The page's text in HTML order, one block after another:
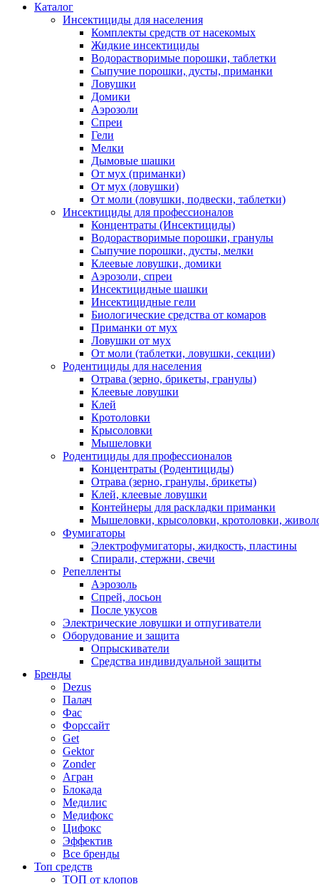
Каталог
Инсектициды для населения
Комплекты средств от насекомых
Жидкие инсектициды
Водорастворимые порошки, таблетки
Сыпучие порошки, дусты, приманки
Ловушки
Домики
Аэрозоли
Спреи
Гели
Мелки
Дымовые шашки
От мух (приманки)
От мух (ловушки)
От моли (ловушки, подвески, таблетки)
Инсектициды для профессионалов
Концентраты (Инсектициды)
Водорастворимые порошки, гранулы
Сыпучие порошки, дусты, мелки
Клеевые ловушки, домики
Аэрозоли, спреи
Инсектицидные шашки
Инсектицидные гели
Биологические средства от комаров
Приманки от мух
Ловушки от мух
От моли (таблетки, ловушки, секции)
Родентициды для населения
Отрава (зерно, брикеты, гранулы)
Клеевые ловушки
Клей
Кротоловки
Крысоловки
Мышеловки
Родентициды для профессионалов
Концентраты (Родентициды)
Отрава (зерно, гранулы, брикеты)
Клей, клеевые ловушки
Контейнеры для раскладки приманки
Мышеловки, крысоловки, кротоловки,
Фумигаторы
Электрофумигаторы, жидкость, пластины
Спирали, стержни, свечи
Репелленты
Аэрозоль
Спрей, лосьон
После укусов
Электрические ловушки и отпугиватели
Оборудование и защита
Опрыскиватели
Средства индивидуальной защиты
Бренды
Dezus
Палач
Фас
Форcсайт
Get
Gektor
Zonder
Агран
Блокада
Медилис
Медифокс
Цифокс
Эффектив
Все бренды
Топ средств
ТОП от клопов